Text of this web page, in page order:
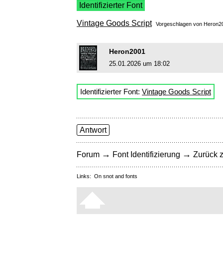
Identifizierter Font
Vintage Goods Script Vorgeschlagen von
Heron2001
25.01.2026 um 18:02
Identifizierter Font: Vintage Goods Script
Antwort
Forum → Font Identifizierung → Zurück
Links: On snot and fonts